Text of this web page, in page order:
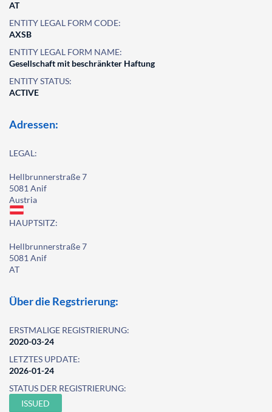
AT
ENTITY LEGAL FORM CODE:
AXSB
ENTITY LEGAL FORM NAME:
Gesellschaft mit beschränkter Haftung
ENTITY STATUS:
ACTIVE
Adressen:
LEGAL:
Hellbrunnerstraße 7
5081 Anif
Austria
HAUPTSITZ:
Hellbrunnerstraße 7
5081 Anif
AT
Über die Regstrierung:
ERSTMALIGE REGISTRIERUNG:
2020-03-24
LETZTES UPDATE:
2026-01-24
STATUS DER REGISTRIERUNG:
ISSUED